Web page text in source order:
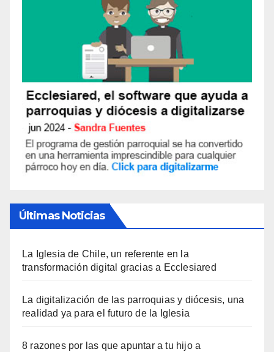
Últimas Noticias
La Iglesia de Chile, un referente en la
transformación digital gracias a Ecclesiared
La digitalización de las parroquias y diócesis, una
realidad ya para el futuro de la Iglesia
8 razones por las que apuntar a tu hijo a